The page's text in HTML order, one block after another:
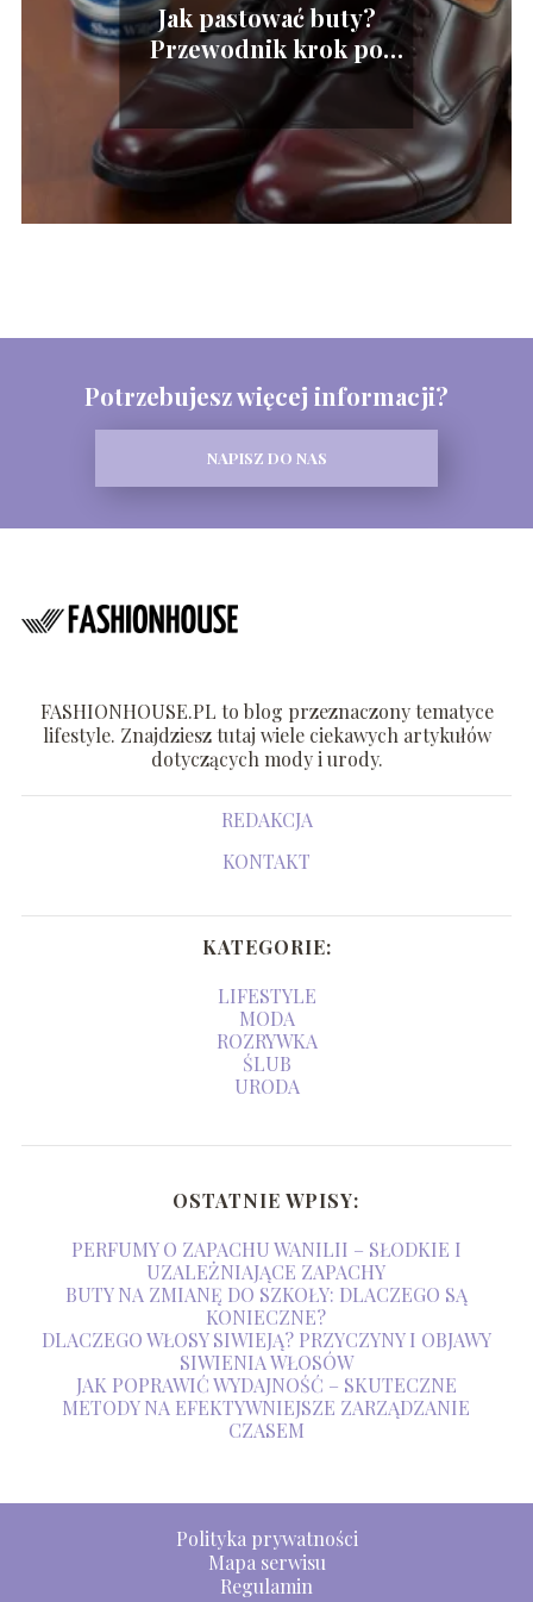
Jak pastować buty?
Przewodnik krok po
kroku
Potrzebujesz więcej informacji?
NAPISZ DO NAS
FASHIONHOUSE.PL to blog przeznaczony tematyce
lifestyle. Znajdziesz tutaj wiele ciekawych artykułów
dotyczących mody i urody.
REDAKCJA
KONTAKT
KATEGORIE:
LIFESTYLE
MODA
ROZRYWKA
ŚLUB
URODA
OSTATNIE WPISY:
PERFUMY O ZAPACHU WANILII – SŁODKIE I
UZALEŻNIAJĄCE ZAPACHY
BUTY NA ZMIANĘ DO SZKOŁY: DLACZEGO SĄ
KONIECZNE?
DLACZEGO WŁOSY SIWIEJĄ? PRZYCZYNY I OBJAWY
SIWIENIA WŁOSÓW
JAK POPRAWIĆ WYDAJNOŚĆ – SKUTECZNE
METODY NA EFEKTYWNIEJSZE ZARZĄDZANIE
CZASEM
Polityka prywatności
Mapa serwisu
Regulamin